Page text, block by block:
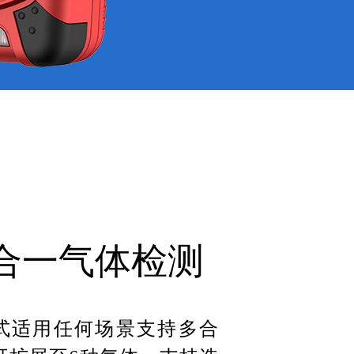
一气体检测
适用任何场景支持多合